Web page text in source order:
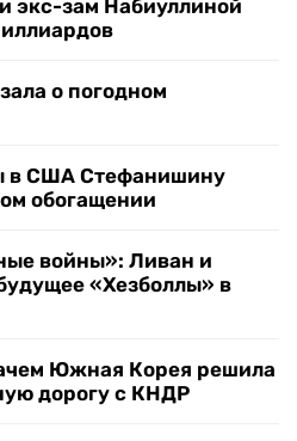
экс-зам Набиуллиной
о погодном
в США Стефанишину
обогащении
войны»: Ливан и
«Хезболлы» в
Южная Корея решила
дорогу с КНДР